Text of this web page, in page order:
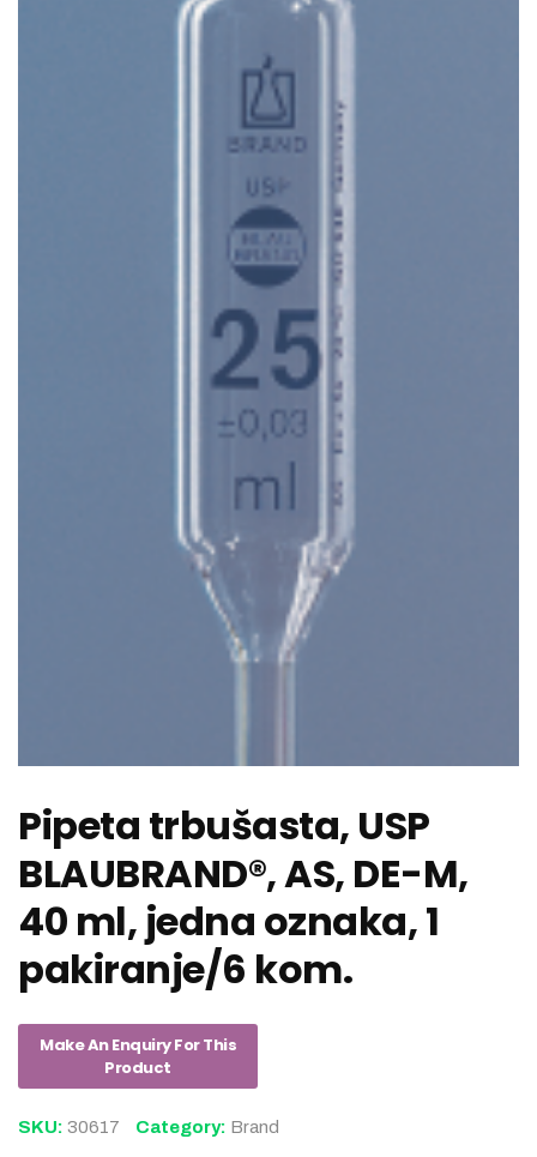
Pipeta trbušasta, USP
BLAUBRAND®, AS, DE-M,
40 ml, jedna oznaka, 1
pakiranje/6 kom.
SKU: 30617 Category: Brand